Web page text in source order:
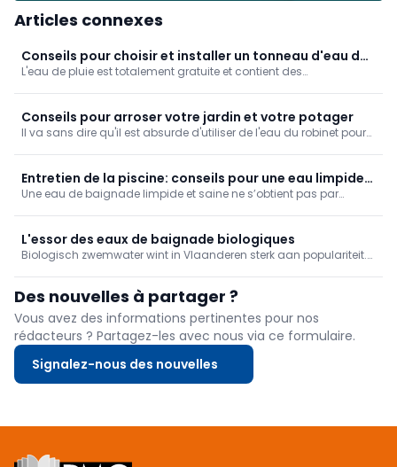
Articles connexes
Conseils pour choisir et installer un tonneau d'eau de
pluie
L'eau de pluie est totalement gratuite et contient des
est idéale pour laver sa voiture sans laisser de traces...
Conseils pour arroser votre jardin et votre potager
Il va sans dire qu'il est absurde d'utiliser de l'eau du robinet pour
récupération de l'eau de pluie.
Entretien de la piscine: conseils pour une eau limpide
et moins de travail
Une eau de baignade limpide et saine ne s’obtient pas par
L'essor des eaux de baignade biologiques
Biologisch zwemwater wint in Vlaanderen sterk aan populariteit.
tuinontwerp. De zwemvijver groeit zo uit van waterpartij tot ...
Des nouvelles à partager ?
Vous avez des informations pertinentes pour nos
rédacteurs ? Partagez-les avec nous via ce formulaire.
Signalez-nous des nouvelles